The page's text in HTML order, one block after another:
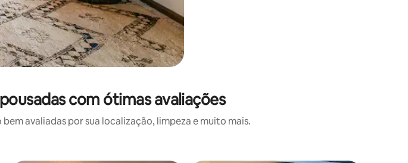
com ótimas avaliações
avaliadas por sua localização, limpeza e muito mais.